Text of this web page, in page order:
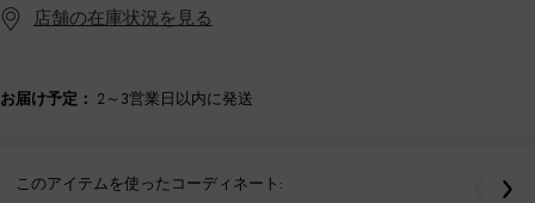
店舗の在庫状況を見る
お届け予定： 2～3営業日以内に発送
このアイテムを使ったコーディネート: 戻る